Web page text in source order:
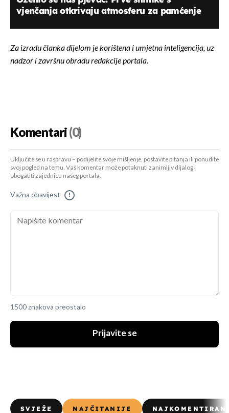
vjenčanja otkrivaju atmosferu za pamćenje
Za izradu članka dijelom je korištena i umjetna inteligencija, uz
nadzor i završnu obradu redakcije portala.
Komentari(0)
Uključite se u raspravu – podijelite svoje mišljenje, postavite pitanja ili ponudite
svoj pogled na temu. Vaš komentar može potaknuti zanimljiv dijalog i
obogatiti zajednicu našeg portala.
Važna obavijest !
1500 znakova preostalo
Prijavite se
SVJEŽE NAJČITANIJE